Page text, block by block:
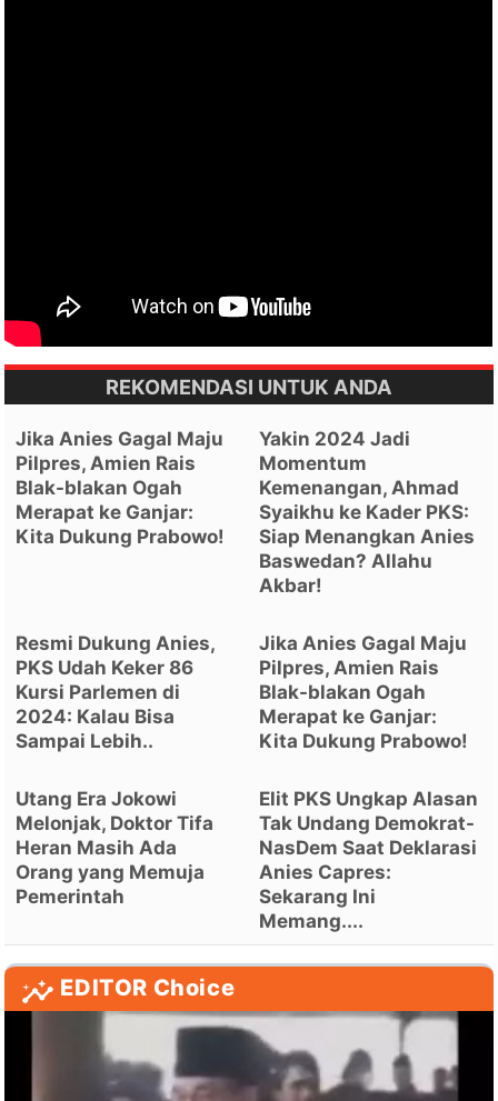
REKOMENDASI UNTUK ANDA
Jika Anies Gagal Maju
Pilpres, Amien Rais
Blak-blakan Ogah
Merapat ke Ganjar:
Kita Dukung Prabowo!
Yakin 2024 Jadi
Momentum
Kemenangan, Ahmad
Syaikhu ke Kader PKS:
Siap Menangkan Anies
Baswedan? Allahu
Akbar!
Resmi Dukung Anies,
PKS Udah Keker 86
Kursi Parlemen di
2024: Kalau Bisa
Sampai Lebih..
Jika Anies Gagal Maju
Pilpres, Amien Rais
Blak-blakan Ogah
Merapat ke Ganjar:
Kita Dukung Prabowo!
Utang Era Jokowi
Melonjak, Doktor Tifa
Heran Masih Ada
Orang yang Memuja
Pemerintah
Elit PKS Ungkap Alasan
Tak Undang Demokrat-
NasDem Saat Deklarasi
Anies Capres:
Sekarang Ini
Memang....
EDITOR Choice